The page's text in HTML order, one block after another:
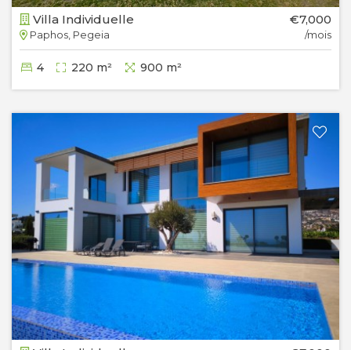
Villa Individuelle
Paphos, Pegeia
€7,000
/mois
4 220 m² 900 m²